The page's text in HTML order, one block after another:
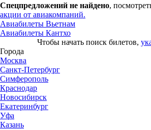
Спецпредложений не найдено,
акции от авиакомпаний.
Авиабилеты Вьетнам
Авиабилеты Кантхо
Чтобы начать поиск билетов,
Города
Москва
Санкт-Петербург
Симферополь
Краснодар
Новосибирск
Екатеринбург
Уфа
Казань